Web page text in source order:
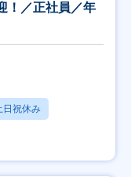
！／正社員／年
日祝休み